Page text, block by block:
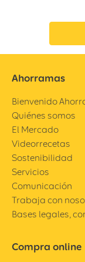
Ahorramas
Bienvenido
Quiénes somos
El Mercado
Videorrecetas
Sostenibilidad
Servicios
Comunicación
Trabaja con
Bases legales,
Compra online